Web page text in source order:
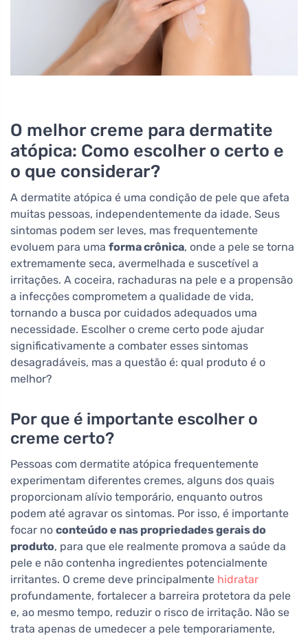
O melhor creme para dermatite
atópica: Como escolher o certo e
o que considerar?
A dermatite atópica é uma condição de pele que afeta
muitas pessoas, independentemente da idade. Seus
sintomas podem ser leves, mas frequentemente
evoluem para uma forma crônica, onde a pele se torna
extremamente seca, avermelhada e suscetível a
irritações. A coceira, rachaduras na pele e a propensão
a infecções comprometem a qualidade de vida,
tornando a busca por cuidados adequados uma
necessidade. Escolher o creme certo pode ajudar
significativamente a combater esses sintomas
desagradáveis, mas a questão é: qual produto é o
melhor?
Por que é importante escolher o
creme certo?
Pessoas com dermatite atópica frequentemente
experimentam diferentes cremes, alguns dos quais
proporcionam alívio temporário, enquanto outros
podem até agravar os sintomas. Por isso, é importante
focar no conteúdo e nas propriedades gerais do
produto, para que ele realmente promova a saúde da
pele e não contenha ingredientes potencialmente
irritantes. O creme deve principalmente hidratar
profundamente, fortalecer a barreira protetora da pele
e, ao mesmo tempo, reduzir o risco de irritação. Não se
trata apenas de umedecer a pele temporariamente,